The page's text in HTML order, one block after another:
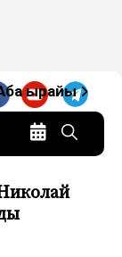
—
ырайы